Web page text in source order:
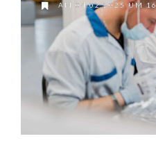
AM 04.02.2025 UM